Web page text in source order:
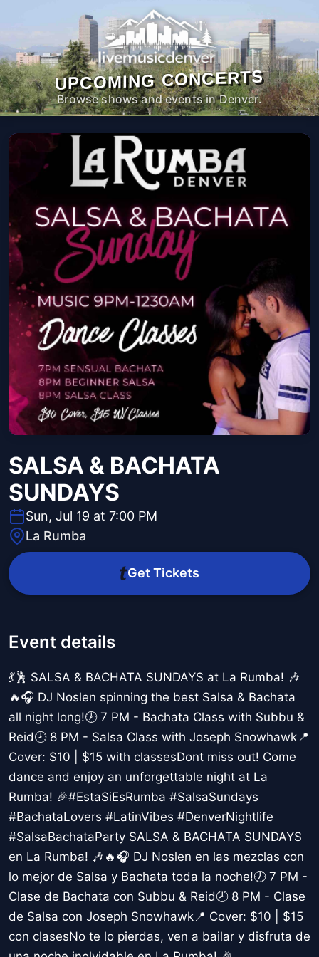
UPCOMING CONCERTS
Browse shows and events in Denver.
SALSA & BACHATA
SUNDAYS
Sun, Jul 19 at 7:00 PM
La Rumba
Get Tickets
Event details
💃🕺 SALSA & BACHATA SUNDAYS at La Rumba! 🎶
🔥🎧 DJ Noslen spinning the best Salsa & Bachata
all night long!🕖 7 PM - Bachata Class with Subbu &
Reid🕗 8 PM - Salsa Class with Joseph Snowhawk📍
Cover: $10 | $15 with classesDont miss out! Come
dance and enjoy an unforgettable night at La
Rumba! 🎉#EstaSiEsRumba #SalsaSundays
#BachataLovers #LatinVibes #DenverNightlife
#SalsaBachataParty SALSA & BACHATA SUNDAYS
en La Rumba! 🎶🔥🎧 DJ Noslen en las mezclas con
lo mejor de Salsa y Bachata toda la noche!🕖 7 PM -
Clase de Bachata con Subbu & Reid🕗 8 PM - Clase
de Salsa con Joseph Snowhawk📍 Cover: $10 | $15
con clasesNo te lo pierdas, ven a bailar y disfruta de